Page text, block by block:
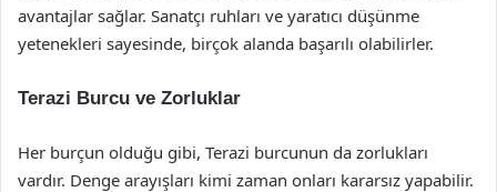
avantajlar sağlar. Sanatçı ruhları ve yaratıcı düşünme
yetenekleri sayesinde, birçok alanda başarılı olabilirler.
Terazi Burcu ve Zorluklar
Her burçun olduğu gibi, Terazi burcunun da zorlukları
vardır. Denge arayışları kimi zaman onları kararsız yapabilir.